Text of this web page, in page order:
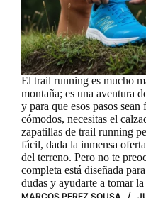
El trail running es mucho
montaña; es una aventura
y para que esos pasos
cómodos, necesitas el
zapatillas de trail running
fácil, dada la inmensa
del terreno. Pero no te
completa está diseñada
dudas y ayudarte a tomar